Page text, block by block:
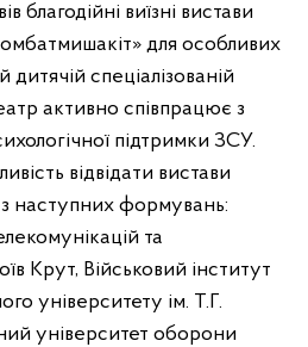
благодійні виїзні вистави
для особливих
дитячій спеціалізованій
активно співпрацює з
підтримки ЗСУ.
відвідати вистави
наступних формувань:
та
Крут, Військовий інститут
університету ім. Т.Г.
університет оборони